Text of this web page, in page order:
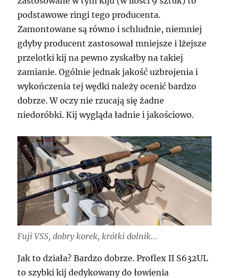
podstawowe ringi tego producenta.
Zamontowane są równo i schludnie, niemniej
gdyby producent zastosował mniejsze i lżejsze
przelotki kij na pewno zyskałby na takiej
zamianie. Ogólnie jednak jakość uzbrojenia i
wykończenia tej wędki należy ocenić bardzo
dobrze. W oczy nie rzucają się żadne
niedoróbki. Kij wygląda ładnie i jakościowo.
Fuji VSS, dobry korek, krótki dolnik…
Jak to działa? Bardzo dobrze. Proflex II S632UL
to szybki kij dedykowany do łowienia